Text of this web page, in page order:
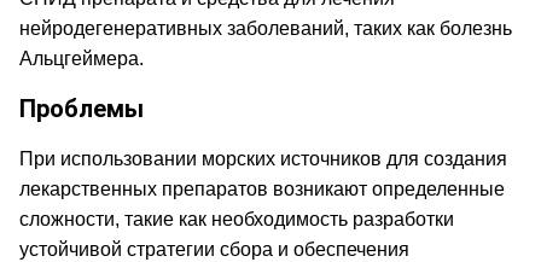
нейродегенеративных заболеваний, таких как болезнь
Альцгеймера.
Проблемы
При использовании морских источников для создания
лекарственных препаратов возникают определенные
сложности, такие как необходимость разработки
устойчивой стратегии сбора и обеспечения